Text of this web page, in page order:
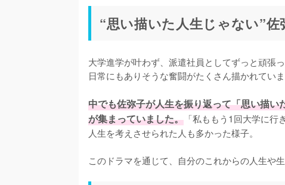
“思い描いた人生じゃない”佐
大学進学が叶わず、派遣社員としてずっと頑張
日常にもありそうな奮闘がたくさん描かれていま
中でも佐弥子が人生を振り返って「思い描
が集まっていました。 「私ももう1回大学に
人生を考えさせられた人も多かった様子。
このドラマを通じて、自分のこれからの人生や